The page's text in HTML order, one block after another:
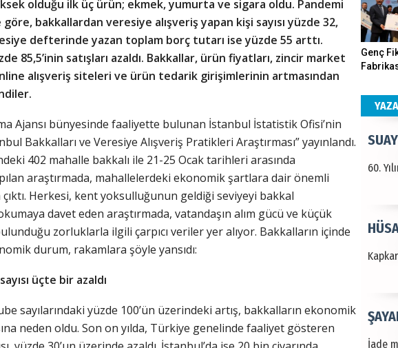
olduğu ilk üç ürün; ekmek, yumurta ve sigara oldu. Pandemi
bakkallardan veresiye alışveriş yapan kişi sayısı yüzde 32,
defterinde yazan toplam borç tutarı ise yüzde 55 arttı.
85,5’inin satışları azaldı. Bakkallar, ürün fiyatları, zincir market
alışveriş siteleri ve ürün tedarik girişimlerinin artmasından
Ajansı bünyesinde faaliyette bulunan İstanbul İstatistik Ofisi’nin
Bakkalları ve Veresiye Alışveriş Pratikleri Araştırması” yayınlandı.
402 mahalle bakkalı ile 21-25 Ocak tarihleri arasında
araştırmada, mahallelerdeki ekonomik şartlara dair önemli
Herkesi, kent yoksulluğunun geldiği seviyeyi bakkal
davet eden araştırmada, vatandaşın alım gücü ve küçük
zorluklarla ilgili çarpıcı veriler yer alıyor. Bakkalların içinde
durum, rakamlara şöyle yansıdı:
üçte bir azaldı
sayılarındaki yüzde 100’ün üzerindeki artış, bakkalların ekonomik
neden oldu. Son on yılda, Türkiye genelinde faaliyet gösteren
Genç
ALI
60.
İade